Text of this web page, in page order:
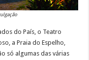
do País, o Teatro
a Praia do Espelho,
só algumas das várias